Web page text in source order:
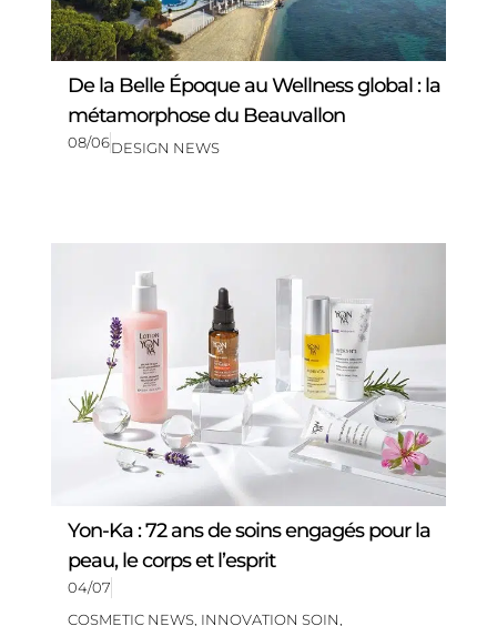
De la Belle Époque au Wellness global : la
métamorphose du Beauvallon
08/06DESIGN NEWS
Yon-Ka : 72 ans de soins engagés pour la
peau, le corps et l’esprit
04/07
COSMETIC NEWS, INNOVATION SOIN